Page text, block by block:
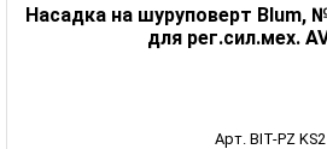
Насадка на шуруповерт Blum,
для рег.сил.мех.
Арт. BIT-PZ KS2